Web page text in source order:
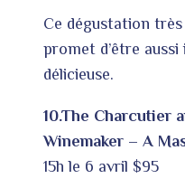
Ce dégustation
promet d’être
délicieuse.
10.The Charcutier
Winemaker – A
15h le 6 avril $95